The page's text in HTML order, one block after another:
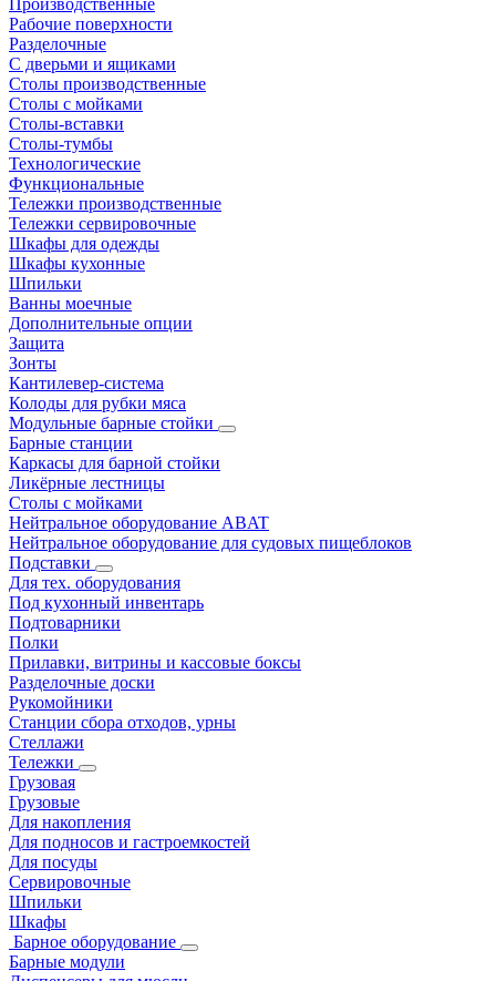
Производственные
Рабочие поверхности
Разделочные
С дверьми и ящиками
Столы производственные
Столы с мойками
Столы-вставки
Столы-тумбы
Технологические
Функциональные
Тележки производственные
Тележки сервировочные
Шкафы для одежды
Шкафы кухонные
Шпильки
Ванны моечные
Дополнительные опции
Защита
Зонты
Кантилевер-система
Колоды для рубки мяса
Модульные барные стойки
Барные станции
Каркасы для барной стойки
Ликёрные лестницы
Столы с мойками
Нейтральное оборудование ABAT
Нейтральное оборудование для судовых пищеблоков
Подставки
Для тех. оборудования
Под кухонный инвентарь
Подтоварники
Полки
Прилавки, витрины и кассовые боксы
Разделочные доски
Рукомойники
Станции сбора отходов, урны
Стеллажи
Тележки
Грузовая
Грузовые
Для накопления
Для подносов и гастроемкостей
Для посуды
Сервировочные
Шпильки
Шкафы
Барное оборудование
Барные модули